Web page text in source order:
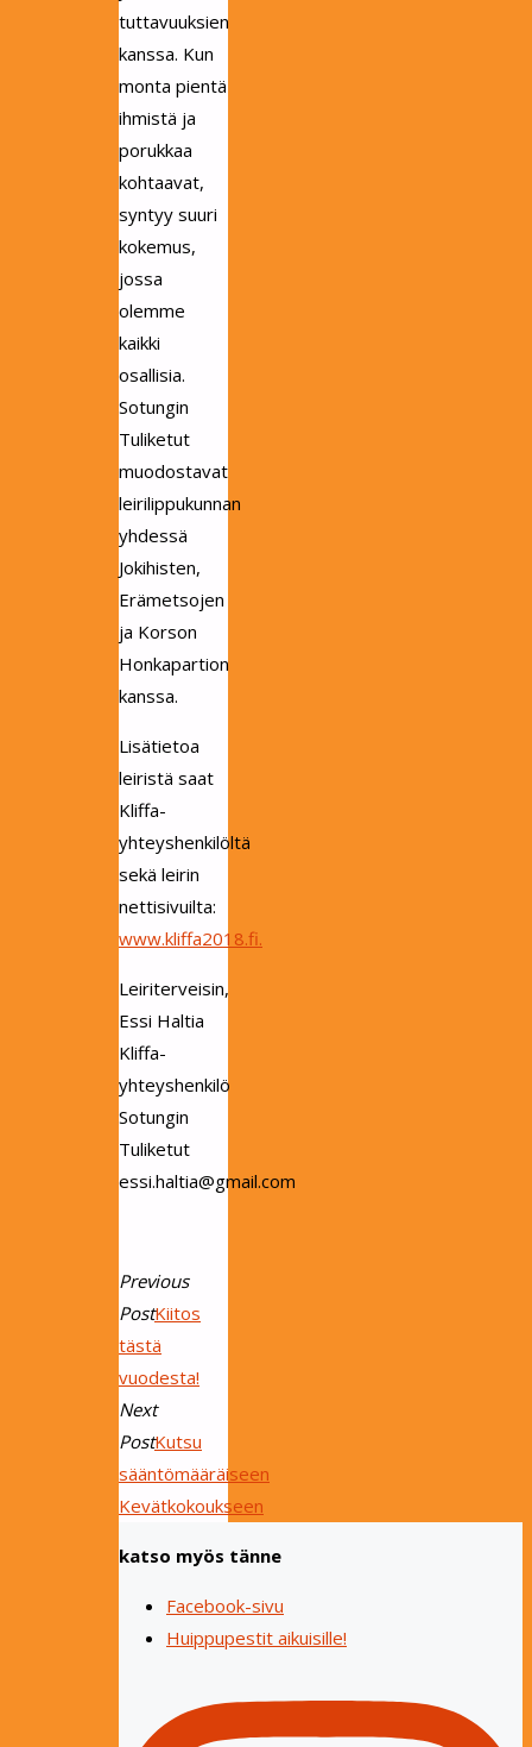
tuttavuuksien
kanssa. Kun
monta pientä
ihmistä ja
porukkaa
kohtaavat,
syntyy suuri
kokemus,
jossa
olemme
kaikki
osallisia.
Sotungin
Tuliketut
muodostavat
leirilippukunnan
yhdessä
Jokihisten,
Erämetsojen
ja Korson
Honkapartion
kanssa.
Lisätietoa
leiristä saat
Kliffa-
yhteyshenkilöltä
sekä leirin
nettisivuilta:
www.kliffa2018.fi.
Leiriterveisin,
Essi Haltia
Kliffa-
yhteyshenkilö
Sotungin
Tuliketut
essi.haltia@gmail.com
Previous
PostKiitos
tästä
vuodesta!
Next
PostKutsu
sääntömääräiseen
Kevätkokoukseen
katso myös tänne
Facebook-sivu
Huippupestit aikuisille!